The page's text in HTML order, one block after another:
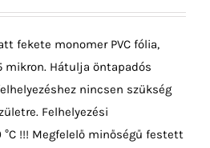
fekete monomer PVC fólia,
mikron. Hátulja öntapadós
nincsen szükség
Felhelyezési
°C !!! Megfelelő minőségű festett